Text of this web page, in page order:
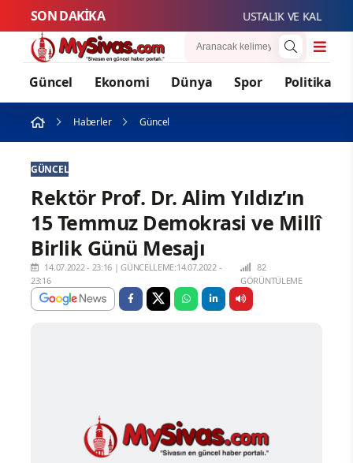
SON DAKİKA USTALIK VE KALFALIK
Güncel Ekonomi Dünya Spor Politika
Haberler Güncel
GÜNCEL
Rektör Prof. Dr. Alim Yıldız’ın
15 Temmuz Demokrasi ve Millî
Birlik Günü Mesajı
14.07.2022 - 23:16 |GÜNCELLEME:14.07.2022 -
23:16
82
GÖRÜNTÜLEME